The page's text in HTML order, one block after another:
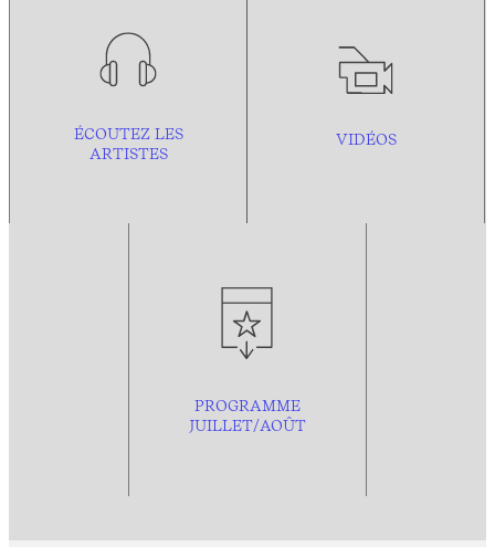
ÉCOUTEZ LES
ARTISTES
VIDÉOS
PROGRAMME
JUILLET/AOÛT